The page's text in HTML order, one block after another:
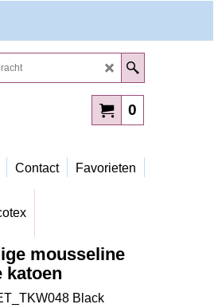
0
Contact Favorieten
mousseline
katoen
Black